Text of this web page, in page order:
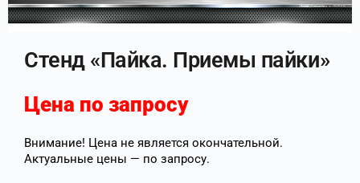
Стенд «Пайка. Приемы пайки»
Цена по запросу
Внимание! Цена не является окончательной.
Актуальные цены — по запросу.